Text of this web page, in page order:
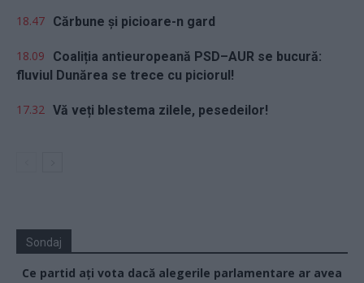
18.47 Cărbune și picioare-n gard
18.09
Coaliția antieuropeană PSD–AUR se bucură:
fluviul Dunărea se trece cu piciorul!
17.32 Vă veți blestema zilele, pesedeilor!
Sondaj
Ce partid ați vota dacă alegerile parlamentare ar avea